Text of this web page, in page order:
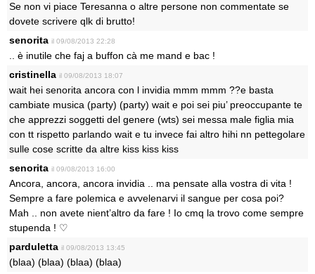
Se non vi piace Teresanna o altre persone non commentate se
dovete scrivere qlk di brutto!
senorita il 09/08/2013 22:28
.. è inutile che faj a buffon cà me mand e bac !
cristinella il 09/08/2013 18:07
wait hei senorita ancora con l invidia mmm mmm ??e basta
cambiate musica (party) (party) wait e poi sei piu’ preoccupante te
che apprezzi soggetti del genere (wts) sei messa male figlia mia
con tt rispetto parlando wait e tu invece fai altro hihi nn pettegolare
sulle cose scritte da altre kiss kiss kiss
senorita il 09/08/2013 16:00
Ancora, ancora, ancora invidia .. ma pensate alla vostra di vita !
Sempre a fare polemica e avvelenarvi il sangue per cosa poi?
Mah .. non avete nient’altro da fare ! Io cmq la trovo come sempre
stupenda ! ♡
parduletta il 09/08/2013 13:45
(blaa) (blaa) (blaa) (blaa)